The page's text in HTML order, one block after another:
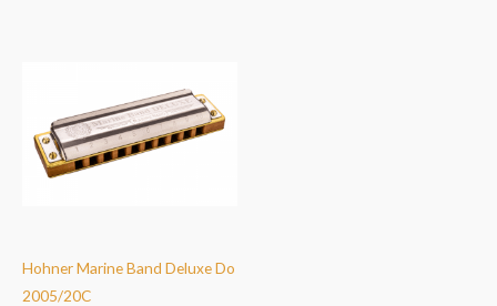
Hohner Marine Band Deluxe Do
2005/20C